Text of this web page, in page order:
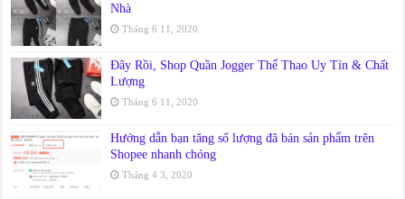
Nhà
Tháng 6 11, 2020
Đây Rồi, Shop Quần Jogger Thể Thao Uy Tín & Chất
Lượng
Tháng 6 11, 2020
Hướng dẫn bạn tăng số lượng đã bán sản phẩm trên
Shopee nhanh chóng
Tháng 4 3, 2020